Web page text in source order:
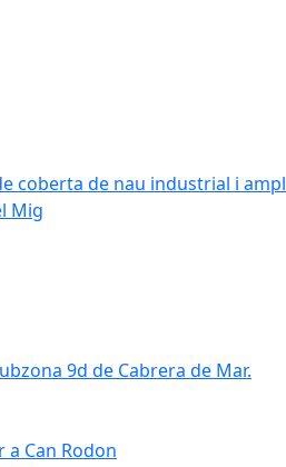
coberta de nau industrial i
Mig
9d de Cabrera de Mar.
Can Rodon